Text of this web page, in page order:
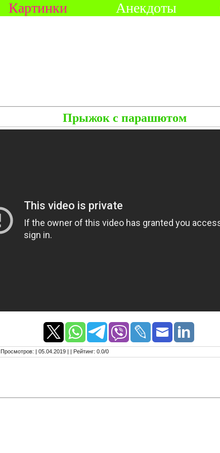
Картинки Анекдоты
Прыжок с парашютом
Просмотров: | 05.04.2019 | | Рейтинг: 0.0/0